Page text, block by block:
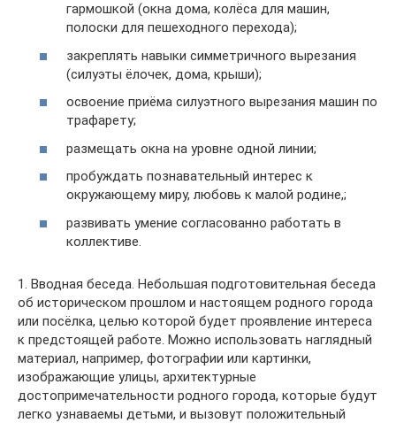
гармошкой (окна дома, колёса для машин,
полоски для пешеходного перехода);
закреплять навыки симметричного вырезания
(силуэты ёлочек, дома, крыши);
освоение приёма силуэтного вырезания машин по
трафарету;
размещать окна на уровне одной линии;
пробуждать познавательный интерес к
окружающему миру, любовь к малой родине,;
развивать умение согласованно работать в
коллективе.
1. Вводная беседа. Небольшая подготовительная беседа
об историческом прошлом и настоящем родного города
или посёлка, целью которой будет проявление интереса
к предстоящей работе. Можно использовать наглядный
материал, например, фотографии или картинки,
изображающие улицы, архитектурные
достопримечательности родного города, которые будут
легко узнаваемы детьми, и вызовут положительный